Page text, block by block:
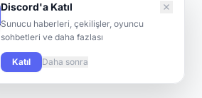
Discord'a Katıl
Sunucu haberleri, çekilişler, oyuncu
sohbetleri ve daha fazlası
Katıl Daha sonra